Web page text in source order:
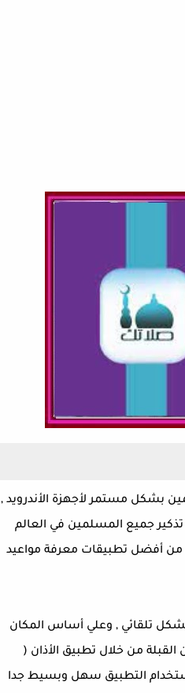
بشكل مستمر لأجهزة الأندرويد ,
جميع المسلمين في العالم
من أفضل تطبيقات معرفة مواعيد
بشكل تلقائي , وعلي أساس المكان
من خلال تطبيق الأذان (
التطبيق سهل وبسيط جدا